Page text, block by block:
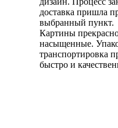
доставка пришла
выбранный пункт.
Картины
насыщенные.
транспортировка
быстро и